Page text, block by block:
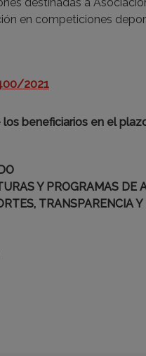
en competiciones
2021
beneficiarios en el
Y PROGRAMAS DE
TRANSPARENCIA